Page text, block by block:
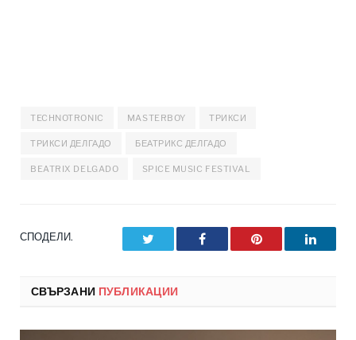
TECHNOTRONIC MASTERBOY ТРИКСИ
ТРИКСИ ДЕЛГАДО БЕАТРИКС ДЕЛГАДО
BEATRIX DELGADO SPICE MUSIC FESTIVAL
СПОДЕЛИ. Facebook Pinterest
СВЪРЗАНИ ПУБЛИКАЦИИ